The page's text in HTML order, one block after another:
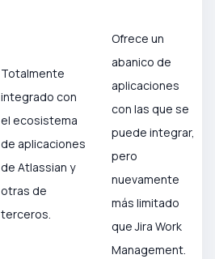
Totalmente
integrado con
el ecosistema
de aplicaciones
de Atlassian y
otras de
terceros.
Ofrece un
abanico de
aplicaciones
con las que se
puede integrar,
pero
nuevamente
más limitado
que Jira Work
Management.